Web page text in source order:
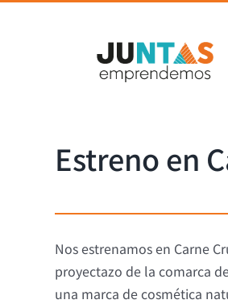
Estreno en
Nos estrenamos en Carne
proyectazo de la comarca
una marca de cosmética